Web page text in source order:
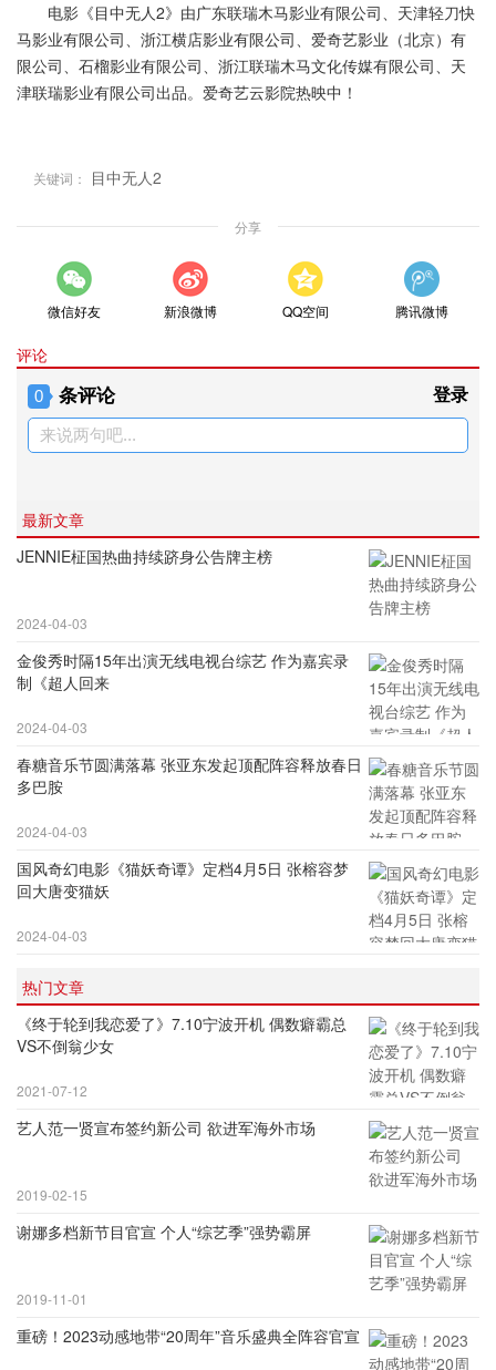
电影《目中无人2》由广东联瑞木马影业有限公司、天津轻刀快
马影业有限公司、浙江横店影业有限公司、爱奇艺影业（北京）有
限公司、石榴影业有限公司、浙江联瑞木马文化传媒有限公司、天
津联瑞影业有限公司出品。爱奇艺云影院热映中！
关键词： 目中无人2
分享
微信好友 新浪微博 QQ空间 腾讯微博
评论
0 条评论 登录
来说两句吧...
最新文章
JENNIE柾国热曲持续跻身公告牌主榜
2024-04-03
金俊秀时隔15年出演无线电视台综艺 作为嘉宾录
制《超人回来
2024-04-03
春糖音乐节圆满落幕 张亚东发起顶配阵容释放春日
多巴胺
2024-04-03
国风奇幻电影《猫妖奇谭》定档4月5日 张榕容梦
回大唐变猫妖
2024-04-03
热门文章
《终于轮到我恋爱了》7.10宁波开机 偶数癖霸总
VS不倒翁少女
2021-07-12
艺人范一贤宣布签约新公司 欲进军海外市场
2019-02-15
谢娜多档新节目官宣 个人“综艺季”强势霸屏
2019-11-01
重磅！2023动感地带“20周年”音乐盛典全阵容官宣